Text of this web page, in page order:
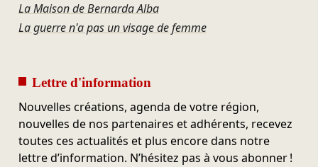
La Maison de Bernarda Alba
La guerre n'a pas un visage de femme
Lettre d'information
Nouvelles créations, agenda de votre région,
nouvelles de nos partenaires et adhérents, recevez
toutes ces actualités et plus encore dans notre
lettre d’information. N’hésitez pas à vous abonner !